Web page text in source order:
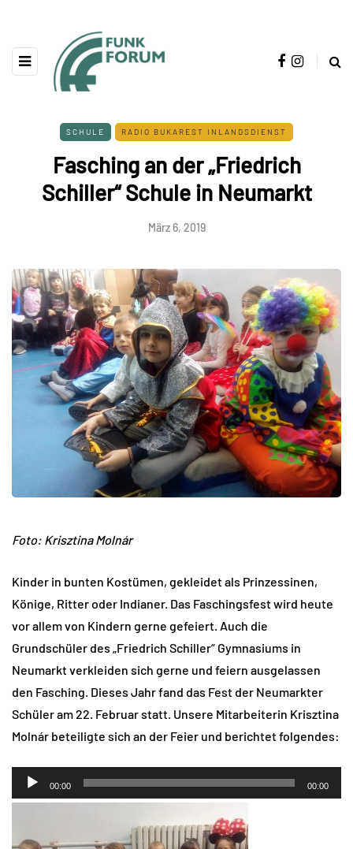
SCHULE RADIO BUKAREST INLANDSDIENST
Fasching an der „Friedrich
Schiller“ Schule in Neumarkt
März 6, 2019
Foto: Krisztina Molnár
Kinder in bunten Kostümen, gekleidet als Prinzessinen,
Könige, Ritter oder Indianer. Das Faschingsfest wird heute
vor allem von Kindern gerne gefeiert. Auch die
Grundschüler des „Friedrich Schiller” Gymnasiums in
Neumarkt verkleiden sich gerne und feiern ausgelassen
den Fasching. Dieses Jahr fand das Fest der Neumarkter
Schüler am 22. Februar statt. Unsere Mitarbeiterin Krisztina
Molnár beteiligte sich an der Feier und berichtet folgendes:
Audio-
Player
00:00 00:00